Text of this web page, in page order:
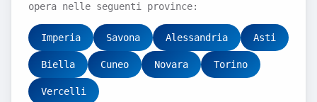
opera nelle seguenti province:
Imperia Savona Alessandria Asti
Biella Cuneo Novara Torino
Vercelli